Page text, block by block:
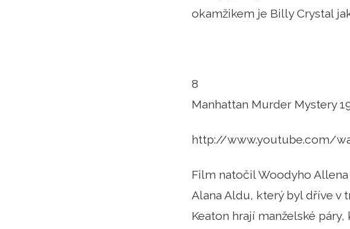
okamžikem je Billy Crystal
8
Manhattan Murder Mystery
http://www.youtube.com/
Film natočil Woodyho
Alana Aldu, který byl dříve v
Keaton hrají manželské